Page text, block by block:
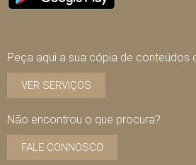
Peça aqui a sua cópia de conteúdos
VER SERVIÇOS
Não encontrou o que procura?
FALE CONNOSCO